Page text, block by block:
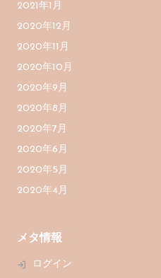
2021年1月
2020年12月
2020年11月
2020年10月
2020年9月
2020年8月
2020年7月
2020年6月
2020年5月
2020年4月
メタ情報
ログイン